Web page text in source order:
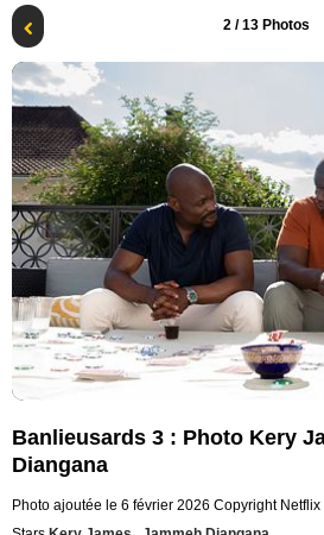
2/ 13 Photos
Banlieusards 3 : Photo Kery
Diangana
Photo ajoutée le 6 février 2026 Copyright Netflix